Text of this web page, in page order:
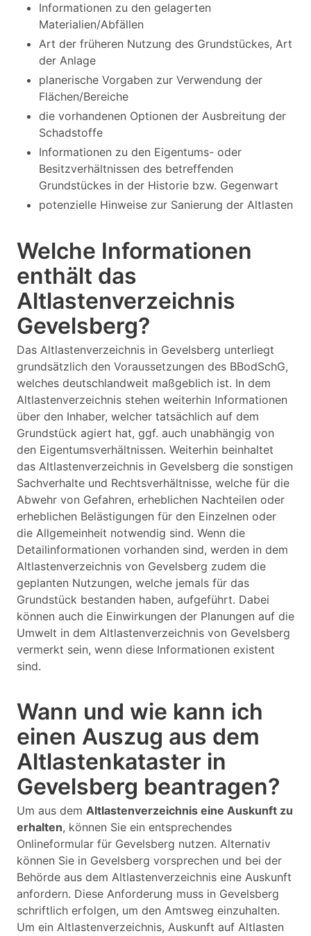
Informationen zu den gelagerten
Materialien/Abfällen
Art der früheren Nutzung des Grundstückes, Art
der Anlage
planerische Vorgaben zur Verwendung der
Flächen/Bereiche
die vorhandenen Optionen der Ausbreitung der
Schadstoffe
Informationen zu den Eigentums- oder
Besitzverhältnissen des betreffenden
Grundstückes in der Historie bzw. Gegenwart
potenzielle Hinweise zur Sanierung der Altlasten
Welche Informationen
enthält das
Altlastenverzeichnis
Gevelsberg?
Das Altlastenverzeichnis in Gevelsberg unterliegt
grundsätzlich den Voraussetzungen des BBodSchG,
welches deutschlandweit maßgeblich ist. In dem
Altlastenverzeichnis stehen weiterhin Informationen
über den Inhaber, welcher tatsächlich auf dem
Grundstück agiert hat, ggf. auch unabhängig von
den Eigentumsverhältnissen. Weiterhin beinhaltet
das Altlastenverzeichnis in Gevelsberg die sonstigen
Sachverhalte und Rechtsverhältnisse, welche für die
Abwehr von Gefahren, erheblichen Nachteilen oder
erheblichen Belästigungen für den Einzelnen oder
die Allgemeinheit notwendig sind. Wenn die
Detailinformationen vorhanden sind, werden in dem
Altlastenverzeichnis von Gevelsberg zudem die
geplanten Nutzungen, welche jemals für das
Grundstück bestanden haben, aufgeführt. Dabei
können auch die Einwirkungen der Planungen auf die
Umwelt in dem Altlastenverzeichnis von Gevelsberg
vermerkt sein, wenn diese Informationen existent
sind.
Wann und wie kann ich
einen Auszug aus dem
Altlastenkataster in
Gevelsberg beantragen?
Um aus dem Altlastenverzeichnis eine Auskunft zu
erhalten, können Sie ein entsprechendes
Onlineformular für Gevelsberg nutzen. Alternativ
können Sie in Gevelsberg vorsprechen und bei der
Behörde aus dem Altlastenverzeichnis eine Auskunft
anfordern. Diese Anforderung muss in Gevelsberg
schriftlich erfolgen, um den Amtsweg einzuhalten.
Um ein Altlastenverzeichnis, Auskunft auf Altlasten